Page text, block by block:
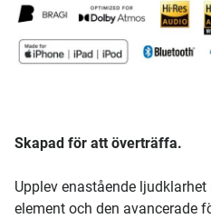
Skapad för att överträffa.
Upplev enastående
element och den avancerade